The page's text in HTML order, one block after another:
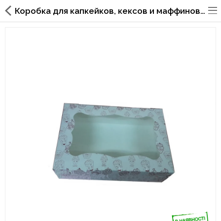
Коробка для капкейков, кексов и маффинов 1 шт 330х255х110 (с принтом)
Стаканы, крышки, держатели,
Упаковка для суши
Бумажные пакеты и уголки
Картонные коробки